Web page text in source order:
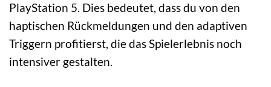
PlayStation 5. Dies bedeutet, dass du von den
haptischen Rückmeldungen und den adaptiven
Triggern profitierst, die das Spielerlebnis noch
intensiver gestalten.